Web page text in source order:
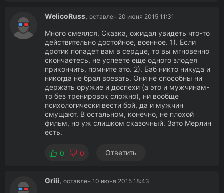
WelicoRuss, оставлен 20 июня 2015 11:31
Много смеялся. Сказка, ожидал увидеть что-то
действительно достойное, военное. 1). Если
дротик попадет вам в сердце, то вы мгновенно
скончаетесь, не успеете еще одного злодея
прикончить, помните это. 2). Баб никто никуда и
никогда не брал воевать. Они не способны ни
держать оружие и доспехи (а это и мужчинам-
то без тренировок сложно), ни вообще
психологически вести бой, да и мужчин
смущают. В остальном, конечно, не плохой
фильм, но уж слишком сказочный. Зато Мерлин
есть.
0 0 Ответить
Griii, оставлен 10 июня 2015 18:43